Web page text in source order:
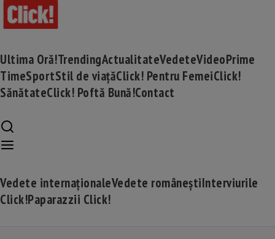
Ultima Oră!TrendingActualitateVedeteVideoPrime
TimeSportStil de viațăClick! Pentru FemeiClick!
SănătateClick! Poftă Bună!Contact
Vedete internaționaleVedete româneștiInterviurile
Click!Paparazzii Click!